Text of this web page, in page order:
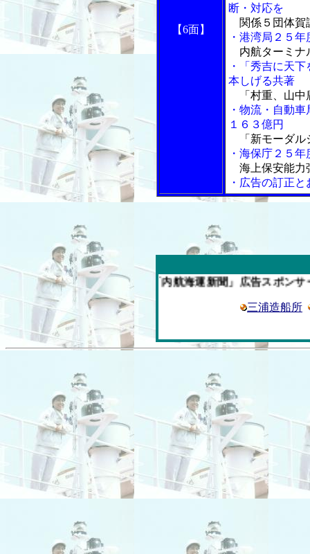
【6面】
断・対応を
関係５団体賀
・港湾局２５
内航ターミナ
・「秀吉に天
本しげる共著
「村重、山中
・物流・自動
１６３億円
「新モーダル
・海保庁２５
海上保安能力
・広告の訂正と
今週の「内航海運新聞」広告スポンサー企業
三浦造船所